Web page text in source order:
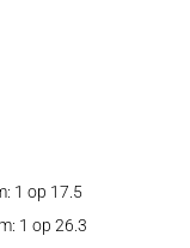
1 op 17.5
1 op 26.3